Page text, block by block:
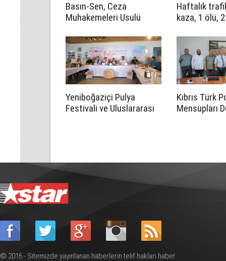
Basın-Sen, Ceza
Muhakemeleri Usulü
maddesinin iptali için
Anayasa Mahkemesi’ne
başvurdu
Haftalık
kaza, 1 ölü,
Yeniboğaziçi Pulya
Festivali ve Uluslararası
Kıbrıs Türk
Mensupları
© 2016 - Sitemizde yayınlanan haberlerin telif hakları haber